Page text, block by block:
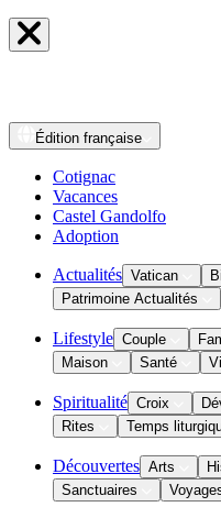
Édition française
Cotignac
Vacances
Castel Gandolfo
Adoption
Actualités Vatican
Patrimoine Actualités
Lifestyle Couple
Maison
Santé
Spiritualité Croix
Rites
Temps
Découvertes Arts
Sanctuaires